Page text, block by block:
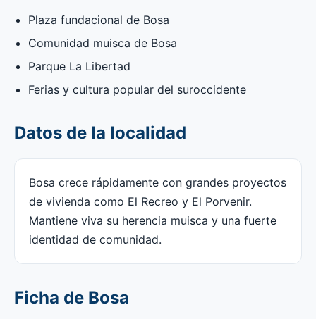
Plaza fundacional de Bosa
Comunidad muisca de Bosa
Parque La Libertad
Ferias y cultura popular del suroccidente
Datos de la localidad
Bosa crece rápidamente con grandes proyectos
de vivienda como El Recreo y El Porvenir.
Mantiene viva su herencia muisca y una fuerte
identidad de comunidad.
Ficha de Bosa